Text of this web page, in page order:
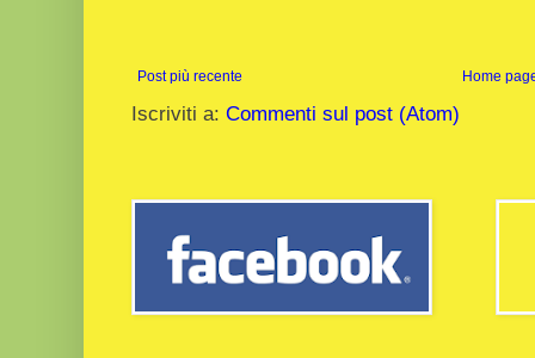
Post più recente Home
Iscriviti a: Commenti sul post (Atom)